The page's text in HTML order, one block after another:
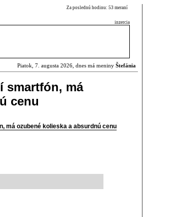
Za poslednú hodinu: 53 meraní
inzercia
Piatok, 7. augusta 2026, dnes má meniny Štefánia
smartfón, má
cenu
má ozubené kolieska a absurdnú cenu